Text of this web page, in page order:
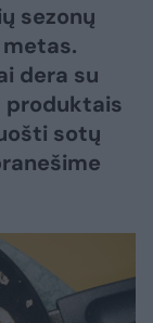
sezonų
dera su
produktais
sotų